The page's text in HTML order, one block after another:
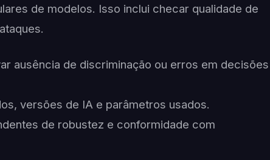
de modelos. Isso inclui checar qualidade de
ausência de discriminação ou erros em decisões
versões de IA e parâmetros usados.
de robustez e conformidade com